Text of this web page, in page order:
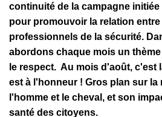
continuité de la campagne initiée
pour promouvoir la relation
professionnels de la sécurité.
abordons chaque mois un
le respect. Au mois d'août, c'est
est à l'honneur ! Gros plan sur la
l'homme et le cheval, et son
santé des citoyens.